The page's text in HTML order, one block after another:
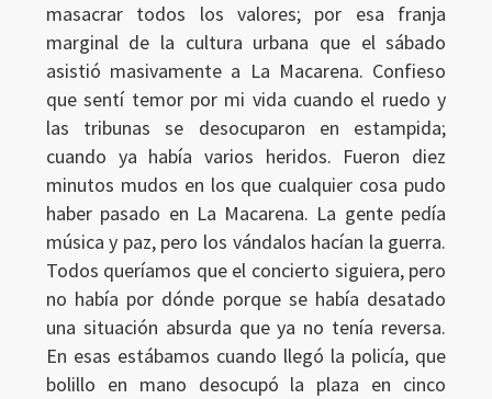
masacrar todos los valores; por esa franja
marginal de la cultura urbana que el sábado
asistió masivamente a La Macarena. Confieso
que sentí temor por mi vida cuando el ruedo y
las tribunas se desocuparon en estampida;
cuando ya había varios heridos. Fueron diez
minutos mudos en los que cualquier cosa pudo
haber pasado en La Macarena. La gente pedía
música y paz, pero los vándalos hacían la guerra.
Todos queríamos que el concierto siguiera, pero
no había por dónde porque se había desatado
una situación absurda que ya no tenía reversa.
En esas estábamos cuando llegó la policía, que
bolillo en mano desocupó la plaza en cinco